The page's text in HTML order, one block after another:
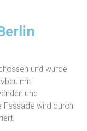
und wurde
mit
und
Fassade wird durch